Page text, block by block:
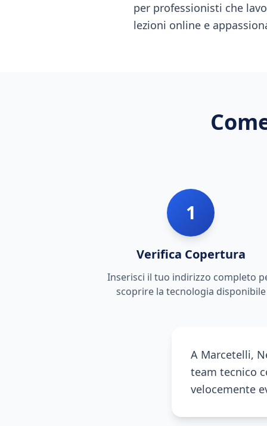
per professionisti che
lezioni online e
1
Verifica Copertura
Inserisci il tuo indirizzo completo
scoprire la tecnologia disponibile
A Marcetelli,
team tecnico
velocemente